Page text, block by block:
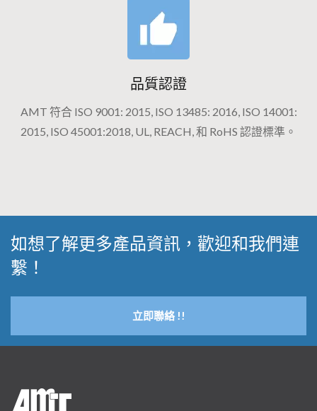
品質認證
AMT 符合 ISO 9001: 2015, ISO 13485: 2016, ISO 14001:
2015, ISO 45001:2018, UL, REACH, 和 RoHS 認證標準。
如想了解更多產品資訊，歡迎和我們連
繫！
立即聯絡 !!